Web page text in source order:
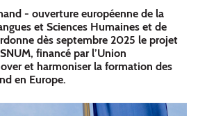
- ouverture européenne de la
et Sciences Humaines et de
dès septembre 2025 le projet
financé par l’Union
et harmoniser la formation des
en Europe.